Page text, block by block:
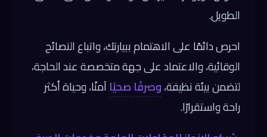
الطويل.
احرص دائمًا على الاهتمام ببيارتك، واتباع النصائح
الوقائية، والاعتماد على جهة متخصصة عند الحاجة،
لتضمن بيئة نظيفة،وصرفًا صحيًاآمنًا، وحياة أكثر
راحة واستقرارًا.